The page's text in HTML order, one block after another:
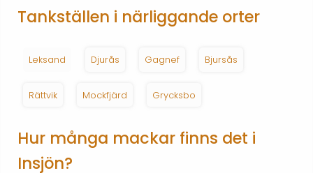
Tankställen i närliggande orter
Leksand Djurås Gagnef Bjursås
Rättvik Mockfjärd Grycksbo
Hur många mackar finns det i
Insjön?